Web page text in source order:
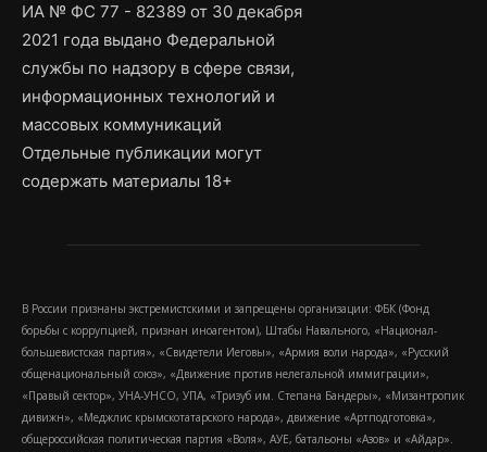
ИА № ФС 77 - 82389 от 30 декабря
2021 года выдано Федеральной
службы по надзору в сфере связи,
информационных технологий и
массовых коммуникаций
Отдельные публикации могут
содержать материалы 18+
В России признаны экстремистскими и запрещены организации: ФБК (Фонд
борьбы с коррупцией, признан иноагентом), Штабы Навального, «Национал-
большевистская партия», «Свидетели Иеговы», «Армия воли народа», «Русский
общенациональный союз», «Движение против нелегальной иммиграции»,
«Правый сектор», УНА-УНСО, УПА, «Тризуб им. Степана Бандеры», «Мизантропик
дивижн», «Меджлис крымскотатарского народа», движение «Артподготовка»,
общероссийская политическая партия «Воля», АУЕ, батальоны «Азов» и «Айдар».